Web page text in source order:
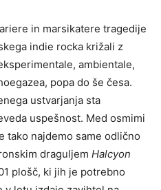
in marsikatere tragedije
indie rocka križali z
ambientale,
popa do še česa.
ustvarjanja sta
uspešnost. Med osmimi
tako najdemo same odlično
draguljem Halcyon
plošč, ki jih je potrebno